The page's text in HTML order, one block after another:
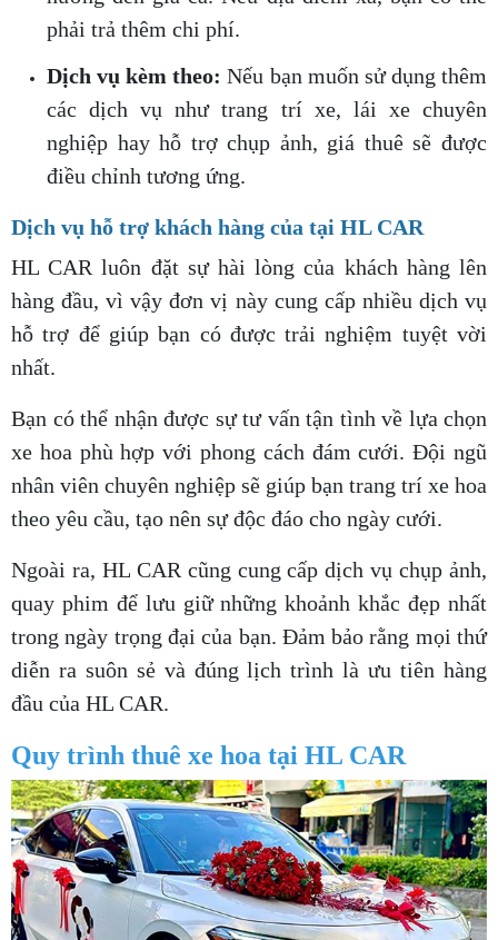
phải trả thêm chi phí.
Dịch vụ kèm theo: Nếu bạn muốn sử dụng thêm
các dịch vụ như trang trí xe, lái xe chuyên
nghiệp hay hỗ trợ chụp ảnh, giá thuê sẽ được
điều chỉnh tương ứng.
Dịch vụ hỗ trợ khách hàng của tại HL CAR
HL CAR luôn đặt sự hài lòng của khách hàng lên
hàng đầu, vì vậy đơn vị này cung cấp nhiều dịch vụ
hỗ trợ để giúp bạn có được trải nghiệm tuyệt vời
nhất.
Bạn có thể nhận được sự tư vấn tận tình về lựa chọn
xe hoa phù hợp với phong cách đám cưới. Đội ngũ
nhân viên chuyên nghiệp sẽ giúp bạn trang trí xe hoa
theo yêu cầu, tạo nên sự độc đáo cho ngày cưới.
Ngoài ra, HL CAR cũng cung cấp dịch vụ chụp ảnh,
quay phim để lưu giữ những khoảnh khắc đẹp nhất
trong ngày trọng đại của bạn. Đảm bảo rằng mọi thứ
diễn ra suôn sẻ và đúng lịch trình là ưu tiên hàng
đầu của HL CAR.
Quy trình thuê xe hoa tại HL CAR